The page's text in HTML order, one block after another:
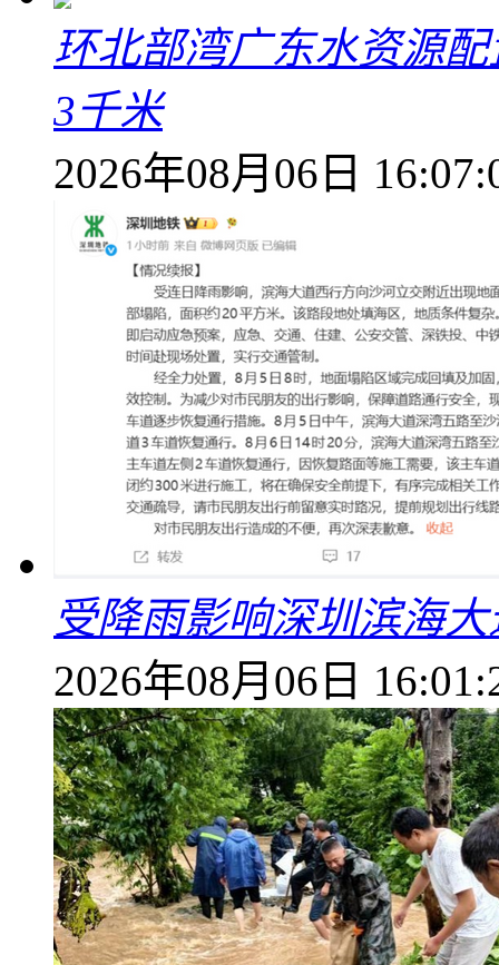
环北部湾广东水资源
3千米
2026年08月06日
受降雨影响深圳滨海
2026年08月06日